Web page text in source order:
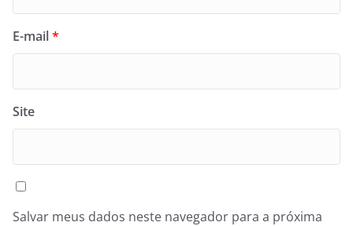
E-mail*
Site
Salvar meus dados neste navegador para a próxima